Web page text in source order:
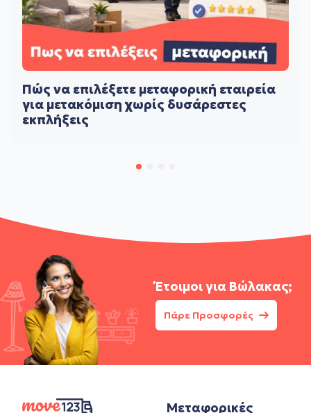
Πώς να επιλέξετε μεταφορική εταιρεία
για μετακόμιση χωρίς δυσάρεστες
εκπλήξεις
Έτοιμοι για Βώλακας;
Πάρε Προσφορές
Μεταφορικές